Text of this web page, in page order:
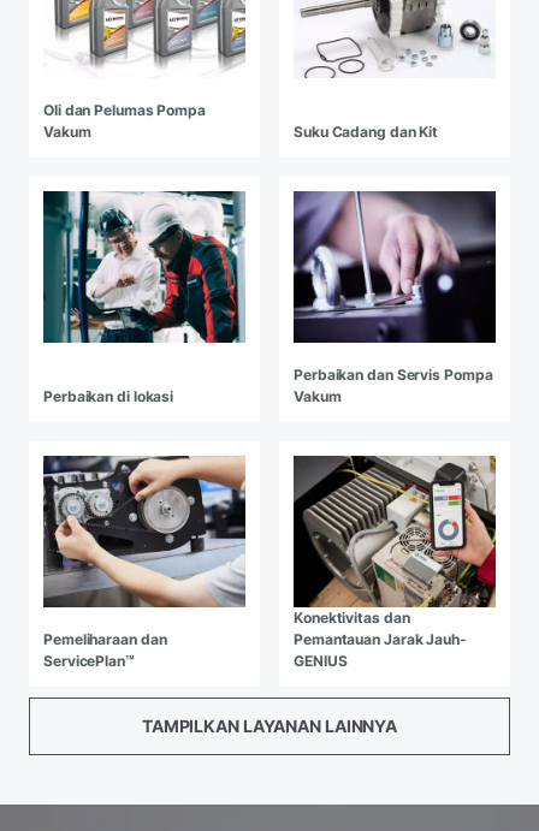
Oli dan Pelumas Pompa
Vakum
Suku Cadang dan Kit
Perbaikan di lokasi
Perbaikan dan Servis Pompa
Vakum
Pemeliharaan dan
ServicePlan™
Konektivitas dan
Pemantauan Jarak Jauh-
GENIUS
TAMPILKAN LAYANAN LAINNYA